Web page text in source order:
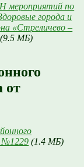
по
города и
«Стреличево –
(9.5 МБ)
от
№1229 (1.4 МБ)